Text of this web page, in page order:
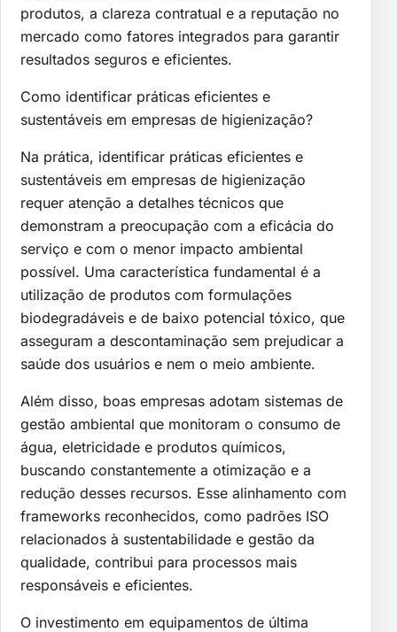
produtos, a clareza contratual e a reputação no
mercado como fatores integrados para garantir
resultados seguros e eficientes.
Como identificar práticas eficientes e
sustentáveis em empresas de higienização?
Na prática, identificar práticas eficientes e
sustentáveis em empresas de higienização
requer atenção a detalhes técnicos que
demonstram a preocupação com a eficácia do
serviço e com o menor impacto ambiental
possível. Uma característica fundamental é a
utilização de produtos com formulações
biodegradáveis e de baixo potencial tóxico, que
asseguram a descontaminação sem prejudicar a
saúde dos usuários e nem o meio ambiente.
Além disso, boas empresas adotam sistemas de
gestão ambiental que monitoram o consumo de
água, eletricidade e produtos químicos,
buscando constantemente a otimização e a
redução desses recursos. Esse alinhamento com
frameworks reconhecidos, como padrões ISO
relacionados à sustentabilidade e gestão da
qualidade, contribui para processos mais
responsáveis e eficientes.
O investimento em equipamentos de última